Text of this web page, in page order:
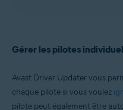
Gérer les pilotes
Avast Driver Updater vous
chaque pilote si vous voulez
pilote peut également être